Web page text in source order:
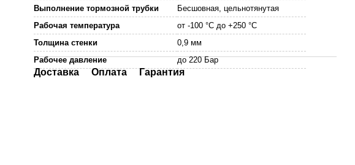
Выполнение тормозной трубки
Бесшовная, цельнотянутая
Рабочая температура
от -100 °C до +250 °C
Толщина стенки
0,9 мм
Рабочее давление
до 220 Бар
Доставка Оплата Гарантия